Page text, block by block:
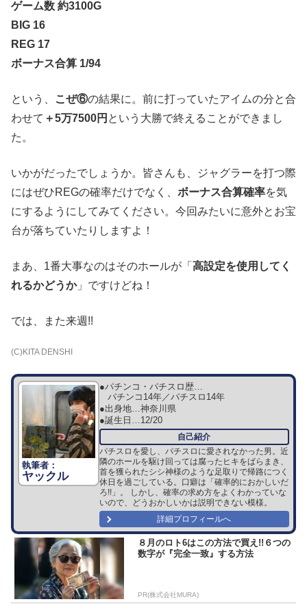
ゲーム数 約3100G
BIG 16
REG 17
ボーナス合算 1/94
という、 こぜ⑥の結果に。前に打っていたアイムの分と合
わせて ＋5万7500円 という大勝で終えることができまし
た。
いかがだったでしょうか。皆さんも、ジャグラーを打つ際
にはぜひREGの確率だけでなく、 ボーナス合算確率を気
にするようにしてみてください。今回みたいに意外とお宝
台が落ちていたりしますよ！
まあ、1番大事なのはそのホールが「 高設定を使用してく
れるかどうか」ですけどね！
では、また来週!!
(C)KITA DENSHI
ヤックル
●パチンコ・パチスロ歴…
パチンコ14年／パチスロ14年
●出身地…神奈川県
●誕生日…12/20
パチスロを愛し、パチスロに愛されなかった男。近
隣のホールを駆け回っては腐ったヒキをばらまき、
首を獲られたシシ神様のような足取りで帰路につく
休日を過ごしている。口癖は「確率的におかしいだ
ろ!!」。 しかし、確率の求め方をよくわかっていな
いので、どうおかしいかは説明できない模様。
詳細プロフィールへ
８月のロト6はこの方法で買え!!６つの
数字が『完全一致』する方法
PR(株式会社MURA)